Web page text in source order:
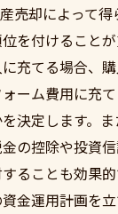
売却によって
を付けること
充てる場合、
ーム費用に充
決定します。
の控除や投資
ることも効果的
金運用計画を